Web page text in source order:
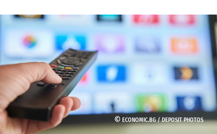
© ECONOMIC.BG /DEPOSIT PHOTOS